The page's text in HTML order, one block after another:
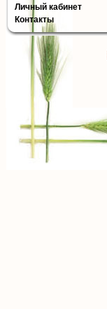
Личный кабинет
Контакты